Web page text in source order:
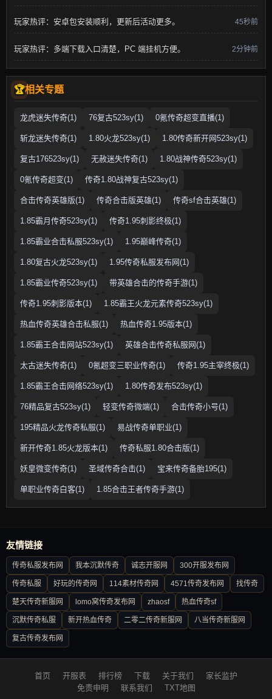
玩家热评：安卓包安装顺利，更新后活动更多。 45秒前
玩家热评：多端下载入口清楚，PC 端挂机方便。 2分钟前
相关专题
龙虎迷失传奇(1) 76复古523sy(1) 0氪传奇超变直播(1)
斩龙迷失传奇(1) 1.80火龙523sy(1) 1.80传奇新开网523sy(1)
复古176523sy(1) 无赦迷失传奇(1) 1.80战神传奇523sy(1)
0氪传奇超变(1) 传奇1.80战神复古523sy(1)
合击传奇英雄版(1) 传奇合击版英雄(1) 传奇sf合击英雄(1)
1.85霸月传奇523sy(1) 传奇1.95刺影终极(1)
1.85霸业合击私服523sy(1) 1.95巅峰传奇(1)
1.80复古火龙523sy(1) 1.95传奇私服发布网(1)
1.85霸业传奇523sy(1) 带英雄合击的传奇手游(1)
传奇1.95刺影版本(1) 1.85霸王火龙元素传奇523sy(1)
热血传奇英雄合击私服(1) 热血传奇1.95版本(1)
1.85霸王合击网站523sy(1) 英雄合击传奇私服网(1)
太古迷失传奇(1) 0氪超变三职业传奇(1) 传奇1.95主宰终极(1)
1.85霸王合击网络523sy(1) 1.80传奇发布523sy(1)
76精品复古523sy(1) 轻变传奇微端(1) 合击传奇小号(1)
195精品火龙传奇私服(1) 易战传奇单职业(1)
新开传奇1.85火龙版本(1) 传奇私服1.80合击版(1)
妖皇微变传奇(1) 圣域传奇合击(1) 宝来传奇备胎195(1)
单职业传奇白客(1) 1.85合击王者传奇手游(1)
友情链接
传奇私服发布网 我本沉默传奇 诚志开服网 300开服发布网
传奇私服 好玩的传奇网 114素材传奇网 4571传奇发布网 找传奇
楚天传奇新服网 lomo窝传奇发布网 zhaosf 热血传奇sf
沉默传奇私服 新开热血传奇 二零二传奇新服网 八当传奇新服网
复古传奇发布网
首页 开服表 排行榜 下载 关于我们
家长监护
免责申明
联系我们 TXT地图